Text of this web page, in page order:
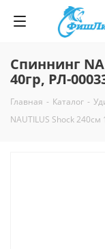
Спиннинг
40гр, РЛ-
Главная - Каталог -
NAUTILUS Shock